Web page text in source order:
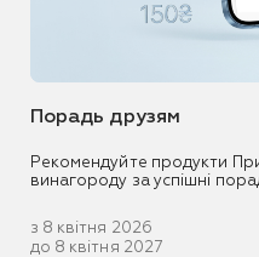
Порадь друзям
Рекомендуйте продукти
винагороду за успішні
з 8 квітня 2026
до 8 квітня 2027